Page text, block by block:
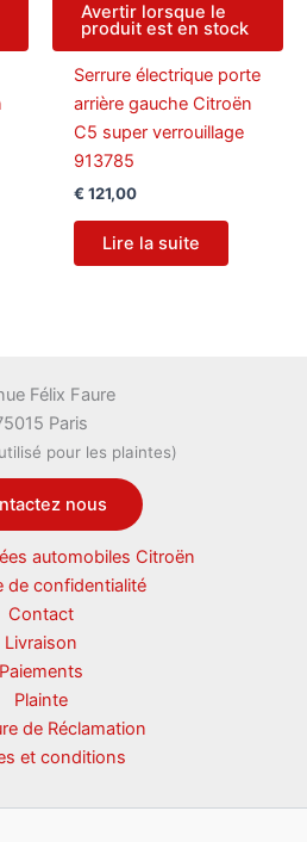
Avertir lorsque le
produit est en stock
Serrure électrique porte
arrière gauche Citroën
C5 super verrouillage
913785
€ 121,00
Lire la suite
Félix Faure
Paris
pour les plaintes)
nous
automobiles Citroën
de confidentialité
Contact
Livraison
Paiements
Plainte
de Réclamation
et conditions